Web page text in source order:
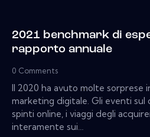
2021 benchmark di
rapporto annuale
0 Comments
Il 2020 ha avuto molte sorprese
marketing digitale. Gli eventi sul
spinti online, i viaggi degli
interamente sui…